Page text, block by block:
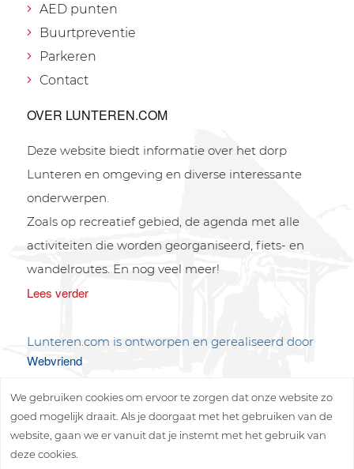
AED punten
Buurtpreventie
Parkeren
Contact
OVER LUNTEREN.COM
Deze website biedt informatie over het dorp
Lunteren en omgeving en diverse interessante
onderwerpen.
Zoals op recreatief gebied, de agenda met alle
activiteiten die worden georganiseerd, fiets- en
wandelroutes. En nog veel meer!
Lees verder
Lunteren.com is ontworpen en gerealiseerd door
Webvriend
We gebruiken cookies om ervoor te zorgen dat onze website zo
goed mogelijk draait. Als je doorgaat met het gebruiken van de
website, gaan we er vanuit dat je instemt met het gebruik van
deze cookies.